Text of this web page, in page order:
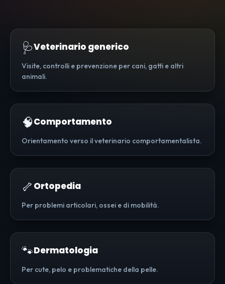
🩺Veterinario generico
Visite, controlli e prevenzione per cani, gatti e altri
animali.
🧠Comportamento
Orientamento verso il veterinario comportamentalista.
🦴 Ortopedia
Per problemi articolari, ossei e di mobilità.
🐾Dermatologia
Per cute, pelo e problematiche della pelle.